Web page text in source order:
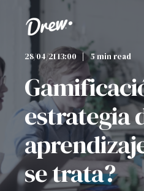
28/04/21 13:00 5 min read
estrategia
se trata?